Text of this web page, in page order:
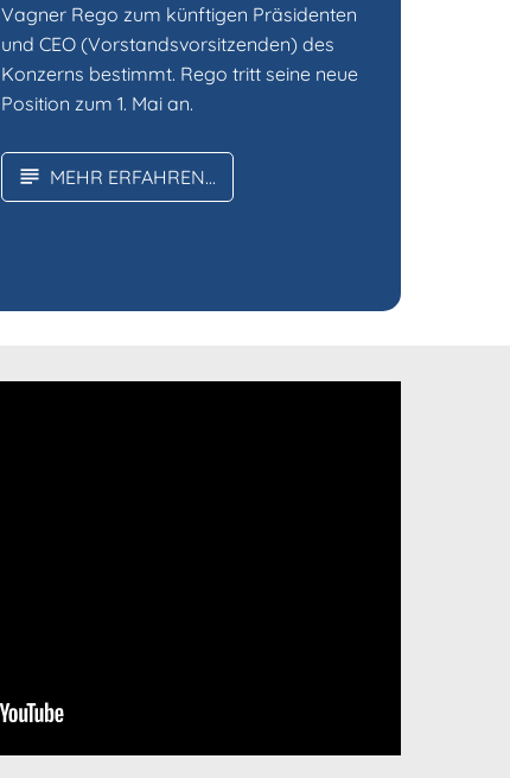
Vagner Rego zum künftigen Präsidenten
und CEO (Vorstandsvorsitzenden) des
Konzerns bestimmt. Rego tritt seine neue
Position zum 1. Mai an.
MEHR ERFAHREN...